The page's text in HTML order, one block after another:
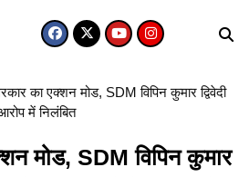
का एक्शन मोड, SDM विपिन कुमार द्विवेदी
में निलंबित
मोड, SDM विपिन कुमार